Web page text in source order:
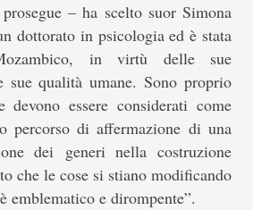
– ha scelto suor Simona
dottorato in psicologia ed è stata
in virtù delle sue
sue qualità umane. Sono proprio
essere considerati come
percorso di affermazione di una
dei generi nella costruzione
che le cose si stiano modificando
emblematico e dirompente”.